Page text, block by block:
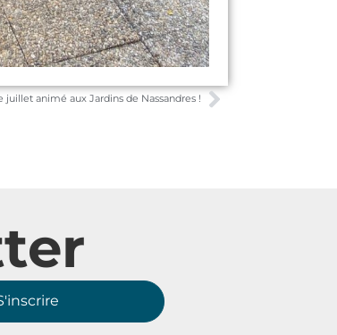
juillet animé aux Jardins de Nassandres !